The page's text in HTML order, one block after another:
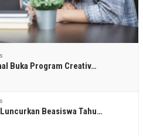
Buka Program Creativ…
Beasiswa Tahu…